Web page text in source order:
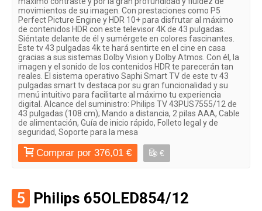
movimientos de su imagen. Con prestaciones como P5
Perfect Picture Engine y HDR 10+ para disfrutar al máximo
de contenidos HDR con este televisor 4K de 43 pulgadas.
Siéntate delante de él y sumérgete en colores fascinantes.
Este tv 43 pulgadas 4k te hará sentirte en el cine en casa
gracias a sus sistemas Dolby Vision y Dolby Atmos. Con él, la
imagen y el sonido de los contenidos HDR te parecerán tan
reales. El sistema operativo Saphi Smart TV de este tv 43
pulgadas smart tv destaca por su gran funcionalidad y su
menú intuitivo para facilitarte al máximo tu experiencia
digital. Alcance del suministro: Philips TV 43PUS7555/12 de
43 pulgadas (108 cm); Mando a distancia, 2 pilas AAA, Cable
de alimentación, Guía de inicio rápido, Folleto legal y de
seguridad, Soporte para la mesa
Comprar por 376,01 € €
5 Philips 65OLED854/12